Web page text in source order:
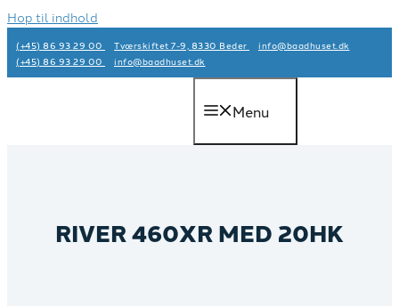
Hop til indhold
(+45) 86 93 29 00 Tværskiftet 7-9, 8330 Beder
info@baadhuset.dk​
(+45) 86 93 29 00
info@baadhuset.dk​
Menu
RIVER 460XR MED 20HK